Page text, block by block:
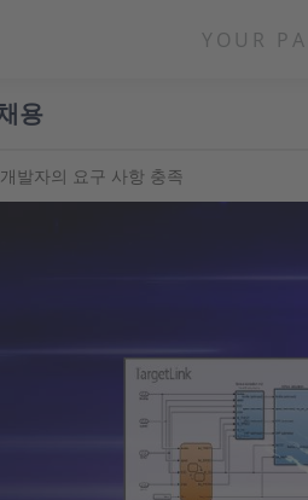
YOUR
용
개발자의 요구 사항 충족